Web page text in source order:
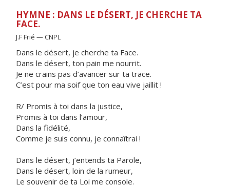
HYMNE : DANS LE DÉSERT, JE CHERCHE TA
FACE.
J.F Frié — CNPL
Dans le désert, je cherche ta Face.
Dans le désert, ton pain me nourrit.
Je ne crains pas d’avancer sur ta trace.
C’est pour ma soif que ton eau vive jaillit !
R/ Promis à toi dans la justice,
Promis à toi dans l’amour,
Dans la fidélité,
Comme je suis connu, je connaîtrai !
Dans le désert, j’entends ta Parole,
Dans le désert, loin de la rumeur,
Le souvenir de ta Loi me console.